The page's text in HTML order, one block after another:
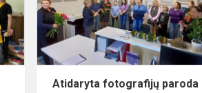
moko“
Atidaryta fotografijų paroda